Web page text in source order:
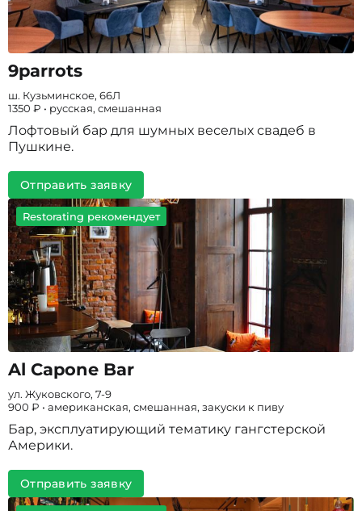
9parrots
ш. Кузьминское, 66Л
1350 ₽ • русская, смешанная
Лофтовый бар для шумных веселых свадеб в
Пушкине.
Отправить заявку
Restorating рекомендует
Al Capone Bar
ул. Жуковского, 7-9
900 ₽ • американская, смешанная, закуски к пиву
Бар, эксплуатирующий тематику гангстерской
Америки.
Отправить заявку